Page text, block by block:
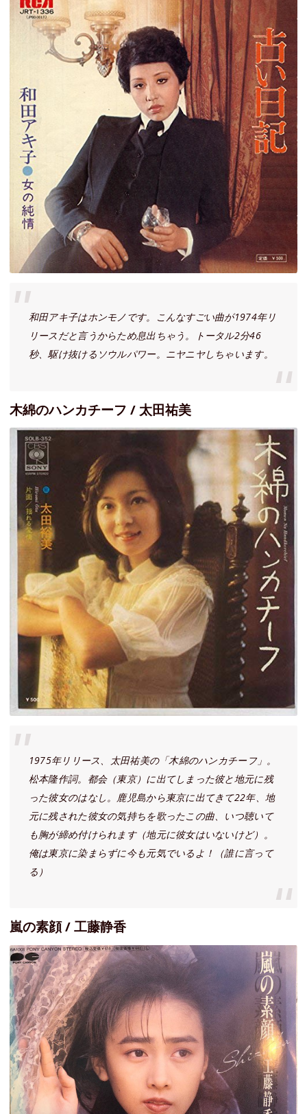
和田アキ子はホンモノです。こんなすごい曲が1974年リ
リースだと言うからため息出ちゃう。トータル2分46
秒、駆け抜けるソウルパワー。ニヤニヤしちゃいます。
木綿のハンカチーフ / 太田祐美
1975年リリース、太田祐美の「木綿のハンカチーフ」。
松本隆作詞。都会（東京）に出てしまった彼と地元に残
った彼女のはなし。鹿児島から東京に出てきて22年、地
元に残された彼女の気持ちを歌ったこの曲、いつ聴いて
も胸が締め付けられます（地元に彼女はいないけど）。
俺は東京に染まらずに今も元気でいるよ！（誰に言って
る）
嵐の素顔 / 工藤静香